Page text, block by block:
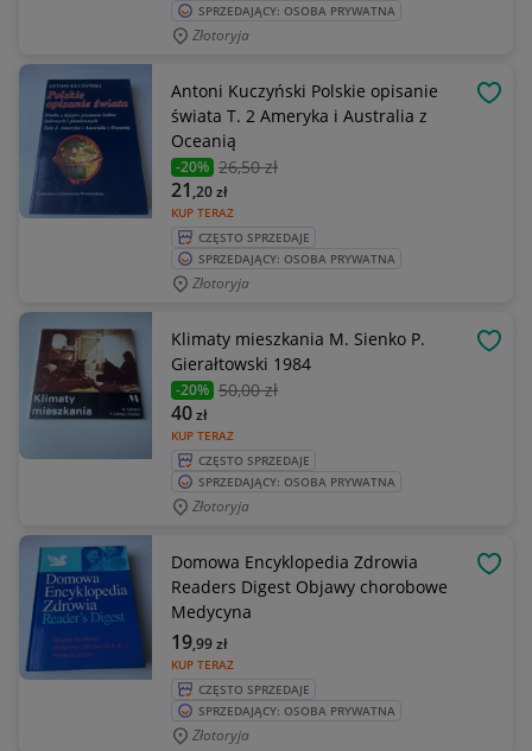
SPRZEDAJĄCY: OSOBA PRYWATNA
Złotoryja
Antoni Kuczyński Polskie opisanie
świata T. 2 Ameryka i Australia z
Oceanią
-20% 26,50 zł
KUP TERAZ
21 ,20zł
CZĘSTO SPRZEDAJE
SPRZEDAJĄCY: OSOBA PRYWATNA
Złotoryja
Klimaty mieszkania M. Sienko P.
Gierałtowski 1984
-20% 50,00 zł
KUP TERAZ
40zł
CZĘSTO SPRZEDAJE
SPRZEDAJĄCY: OSOBA PRYWATNA
Złotoryja
Domowa Encyklopedia Zdrowia
Readers Digest Objawy chorobowe
Medycyna
KUP TERAZ
19,99zł
CZĘSTO SPRZEDAJE
SPRZEDAJĄCY: OSOBA PRYWATNA
Złotoryja